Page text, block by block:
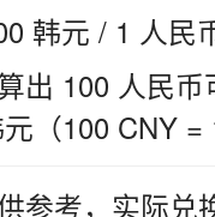
韩元 / 1 人民
出 100 人民
（100 CNY =
参考，实际